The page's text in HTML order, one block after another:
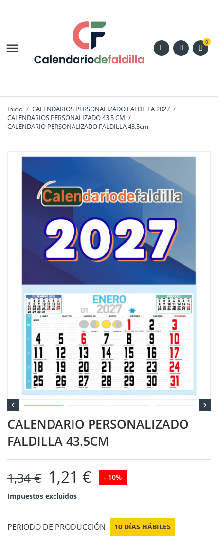
 0
Inicio
CALENDARIOS PERSONALIZADO FALDILLA 2027
CALENDARIOS PERSONALIZADO 43.5 CM
CALENDARIO PERSONALIZADO FALDILLA 43.5cm
 
CALENDARIO PERSONALIZADO
FALDILLA 43.5CM
1,34 € 1,21 € - 10%
Impuestos excluidos
PERIODO DE PRODUCCIÓN 10 DÍAS HÁBILES